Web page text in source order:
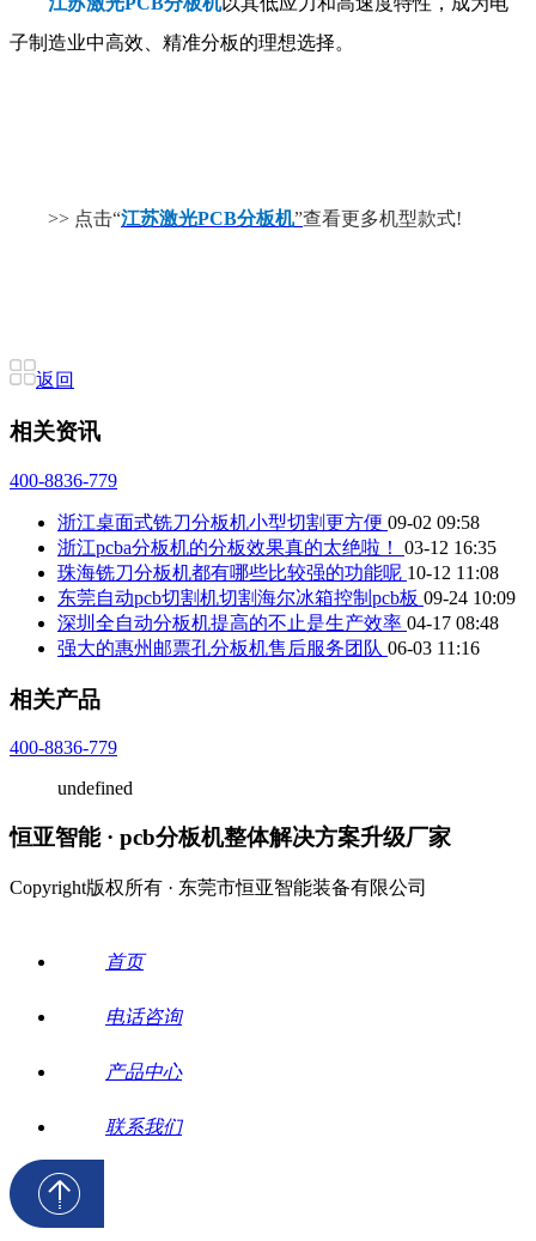
子制造业中高效、精准分板的理想选择。
>> 点击“江苏激光PCB分板机”查看更多机型款式!
返回
相关资讯
400-8836-779
浙江桌面式铣刀分板机小型切割更方便 09-02 09:58
浙江pcba分板机的分板效果真的太绝啦！ 03-12 16:35
珠海铣刀分板机都有哪些比较强的功能呢 10-12 11:08
东莞自动pcb切割机切割海尔冰箱控制pcb板 09-24 10:09
深圳全自动分板机提高的不止是生产效率 04-17 08:48
强大的惠州邮票孔分板机售后服务团队 06-03 11:16
相关产品
400-8836-779
undefined
恒亚智能 · pcb分板机整体解决方案升级厂家
Copyright版权所有 · 东莞市恒亚智能装备有限公司
首页
电话咨询
产品中心
联系我们